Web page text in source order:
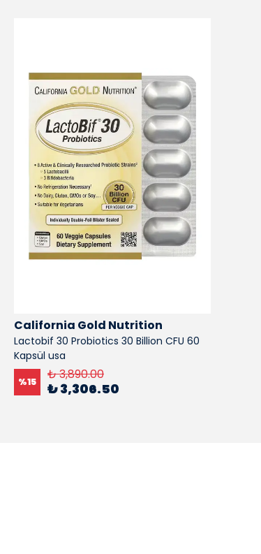
California Gold Nutrition
Lactobif 30 Probiotics 30 Billion CFU 60
Kapsül usa
%15 ₺ 3,890.00
₺ 3,306.50